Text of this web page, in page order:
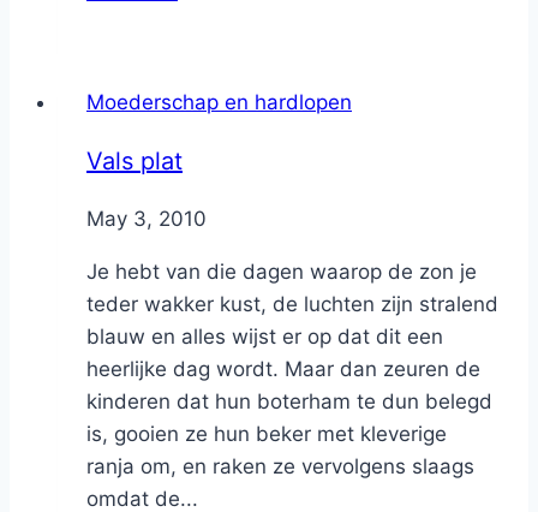
Moederschap en hardlopen
Vals plat
ByNicole
May 3, 2010
Je hebt van die dagen waarop de zon je
teder wakker kust, de luchten zijn stralend
blauw en alles wijst er op dat dit een
heerlijke dag wordt. Maar dan zeuren de
kinderen dat hun boterham te dun belegd
is, gooien ze hun beker met kleverige
ranja om, en raken ze vervolgens slaags
omdat de...